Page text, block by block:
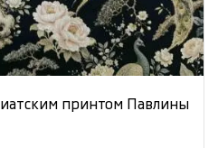
принтом Павлины